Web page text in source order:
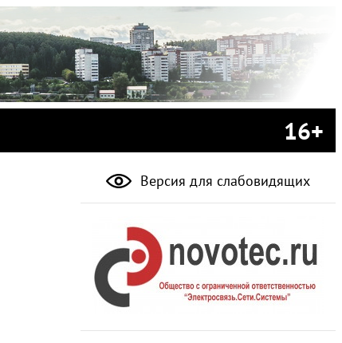
16+
Версия для слабовидящих